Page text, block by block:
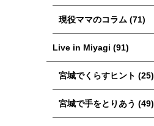
現役ママのコラム (71)
Live in Miyagi (91)
宮城でくらすヒント (25)
宮城で手をとりあう (49)